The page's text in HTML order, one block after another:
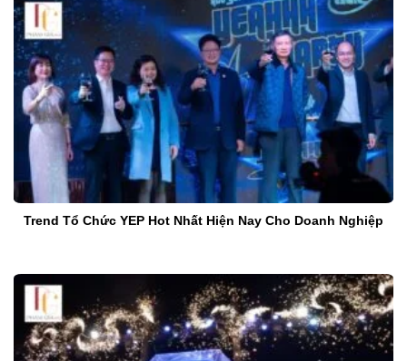
Trend Tổ Chức YEP Hot Nhất Hiện Nay Cho Doanh Nghiệp